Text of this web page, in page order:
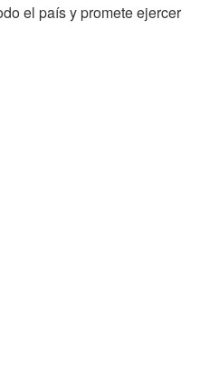
el país y promete ejercer